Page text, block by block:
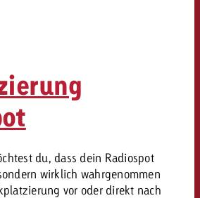
du, dass dein Radiospot
wirklich wahrgenommen
vor oder direkt nach